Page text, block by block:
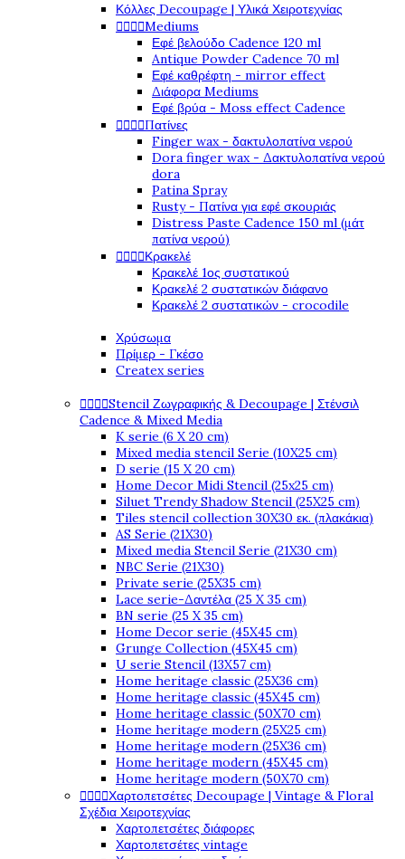
Κόλλες Decoupage | Υλικά Χειροτεχνίας
Mediums
Εφέ βελούδο Cadence 120 ml
Antique Powder Cadence 70 ml
Εφέ καθρέφτη - mirror effect
Διάφορα Mediums
Εφέ βρύα - Moss effect Cadence
Πατίνες
Finger wax - δακτυλοπατίνα νερού
Dora finger wax - Δακτυλοπατίνα νερού
dora
Patina Spray
Rusty - Πατίνα για εφέ σκουριάς
Distress Paste Cadence 150 ml (μάτ
πατίνα νερού)
Κρακελέ
Κρακελέ 1ος συστατικού
Κρακελέ 2 συστατικών διάφανο
Κρακελέ 2 συστατικών - crocodile
Χρύσωμα
Πρίμερ - Γκέσο
Createx series
Stencil Ζωγραφικής & Decoupage | Στένσιλ
Cadence & Mixed Media
K serie (6 X 20 cm)
Mixed media stencil Serie (10X25 cm)
D serie (15 X 20 cm)
Home Decor Midi Stencil (25x25 cm)
Siluet Trendy Shadow Stencil (25X25 cm)
Tiles stencil collection 30X30 εκ. (πλακάκια)
AS Serie (21X30)
Mixed media Stencil Serie (21X30 cm)
NBC Serie (21X30)
Private serie (25X35 cm)
Lace serie-Δαντέλα (25 X 35 cm)
BN serie (25 X 35 cm)
Home Decor serie (45X45 cm)
Grunge Collection (45X45 cm)
U serie Stencil (13X57 cm)
Home heritage classic (25X36 cm)
Home heritage classic (45X45 cm)
Home heritage classic (50X70 cm)
Home heritage modern (25X25 cm)
Home heritage modern (25X36 cm)
Home heritage modern (45X45 cm)
Home heritage modern (50X70 cm)
Χαρτοπετσέτες Decoupage | Vintage & Floral
Σχέδια Χειροτεχνίας
Χαρτοπετσέτες διάφορες
Χαρτοπετσέτες vintage